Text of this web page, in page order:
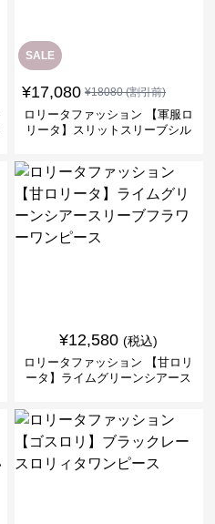
SALE
¥17,080 ¥18080(割引前)
ロリータファッション 【軍服ロ
リータ】スリットスリーブシル
¥12,580 (税込)
ロリータファッション 【甘ロリ
ータ】ライムグリーンシアース